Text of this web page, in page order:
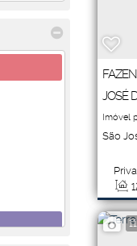
JOSÉ
Imóvel
São